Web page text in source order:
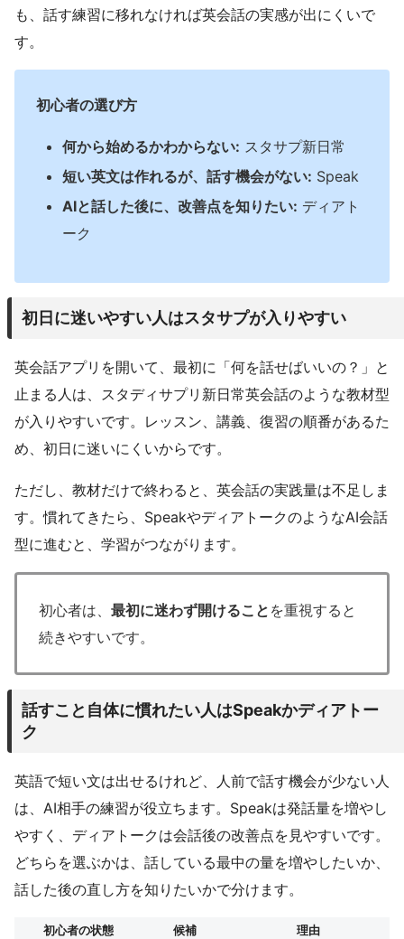
も、話す練習に移れなければ英会話の実感が出にくいで
す。
初心者の選び方
何から始めるかわからない: スタサプ新日常
短い英文は作れるが、話す機会がない: Speak
AIと話した後に、改善点を知りたい: ディアト
ーク
初日に迷いやすい人はスタサプが入りやすい
英会話アプリを開いて、最初に「何を話せばいいの？」と
止まる人は、スタディサプリ新日常英会話のような教材型
が入りやすいです。レッスン、講義、復習の順番があるた
め、初日に迷いにくいからです。
ただし、教材だけで終わると、英会話の実践量は不足しま
す。慣れてきたら、SpeakやディアトークのようなAI会話
型に進むと、学習がつながります。
初心者は、 最初に迷わず開けること を重視すると
続きやすいです。
話すこと自体に慣れたい人はSpeakかディアトー
ク
英語で短い文は出せるけれど、人前で話す機会が少ない人
は、AI相手の練習が役立ちます。Speakは発話量を増やし
やすく、ディアトークは会話後の改善点を見やすいです。
どちらを選ぶかは、話している最中の量を増やしたいか、
話した後の直し方を知りたいかで分けます。
初心者の状態 候補
理由